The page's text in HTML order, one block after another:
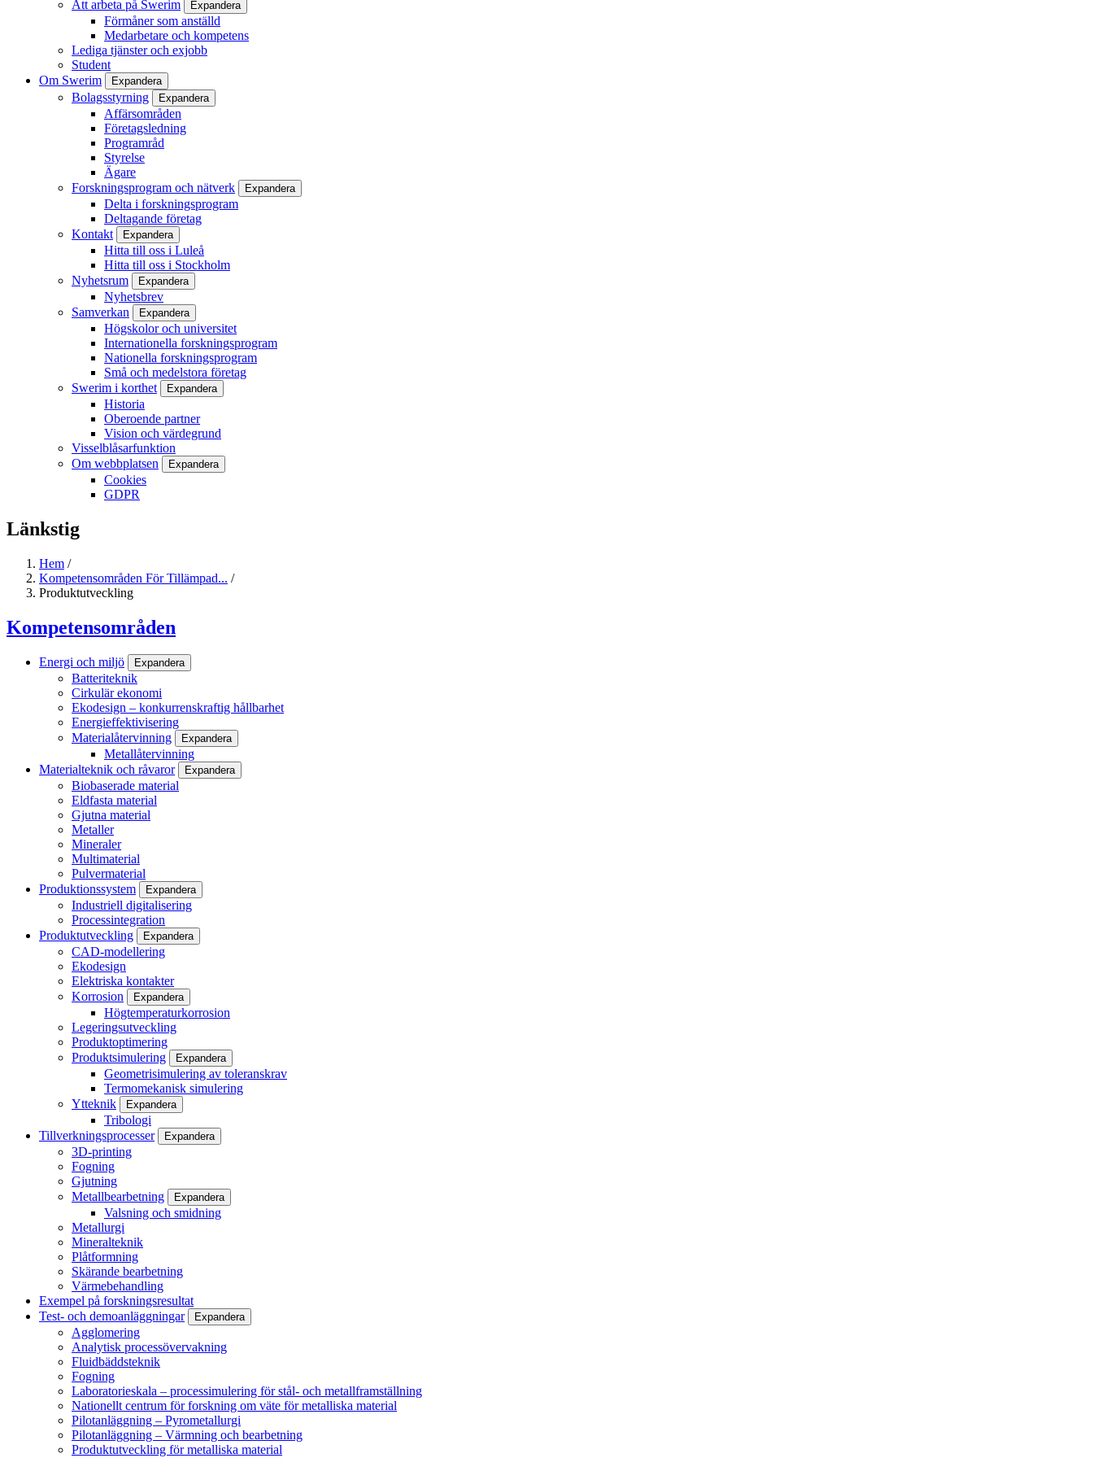
Att arbeta på Swerim Expandera
Förmåner som anställd
Medarbetare och kompetens
Lediga tjänster och exjobb
Student
Om Swerim
Expandera
Bolagsstyrning Expandera
Affärsområden
Företagsledning
Programråd
Styrelse
Ägare
Forskningsprogram och nätverk
Expandera
Delta i forskningsprogram
Deltagande företag
Kontakt
Expandera
Hitta till oss i Luleå
Hitta till oss i Stockholm
Nyhetsrum
Expandera
Nyhetsbrev
Samverkan
Expandera
Högskolor och universitet
Internationella forskningsprogram
Nationella forskningsprogram
Små och medelstora företag
Swerim i korthet
Expandera
Historia
Oberoende partner
Vision och värdegrund
Visselblåsarfunktion
Om webbplatsen
Expandera
Cookies
GDPR
Länkstig
Hem /
Kompetensområden För Tillämpad... /
Produktutveckling
Kompetensområden
Energi och miljö Expandera
Batteriteknik
Cirkulär ekonomi
Ekodesign – konkurrenskraftig hållbarhet
Energieffektivisering
Materialåtervinning
Expandera
Metallåtervinning
Materialteknik och råvaror
Expandera
Biobaserade material
Eldfasta material
Gjutna material
Metaller
Mineraler
Multimaterial
Pulvermaterial
Produktionssystem
Expandera
Industriell digitalisering
Processintegration
Produktutveckling
Expandera
CAD-modellering
Ekodesign
Elektriska kontakter
Korrosion
Expandera
Högtemperaturkorrosion
Legeringsutveckling
Produktoptimering
Produktsimulering
Expandera
Geometrisimulering av toleranskrav
Termomekanisk simulering
Ytteknik
Expandera
Tribologi
Tillverkningsprocesser
Expandera
3D-printing
Fogning
Gjutning
Metallbearbetning
Expandera
Valsning och smidning
Metallurgi
Mineralteknik
Plåtformning
Skärande bearbetning
Värmebehandling
Exempel på forskningsresultat
Test- och demoanläggningar
Expandera
Agglomering
Analytisk processövervakning
Fluidbäddsteknik
Fogning
Laboratorieskala – processimulering för stål- och metallframställning
Nationellt centrum för forskning om väte för metalliska material
Pilotanläggning – Pyrometallurgi
Pilotanläggning – Värmning och bearbetning
Produktutveckling för metalliska material